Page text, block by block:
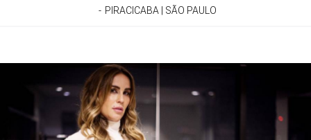
PIRACICABA | SÃO PAULO